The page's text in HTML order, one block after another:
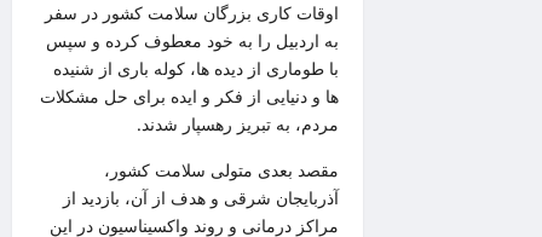
اوقات کاری بزرگان سلامت کشور در سفر
به اردبیل را به خود معطوف کرده و سپس
با طوماری از دیده ها، کوله باری از شنیده
ها و دنیایی از فکر و ایده برای حل مشکلات
مردم، به تبریز رهسپار شدند.
مقصد بعدی متولی سلامت کشور،
آذربایجان شرقی و هدف از آن، بازدید از
مراکز درمانی و روند واکسیناسیون در این